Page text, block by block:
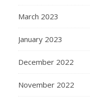
March 2023
January 2023
December 2022
November 2022